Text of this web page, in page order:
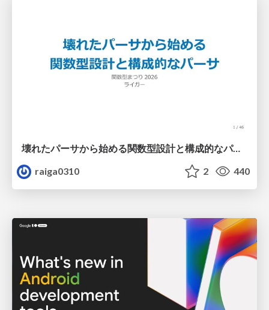
壊れたパーサから始める関数型設計と構成的なパーサ #fp_matsuri
raiga0310
2 440